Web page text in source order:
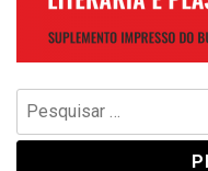
Pesquisar
por: